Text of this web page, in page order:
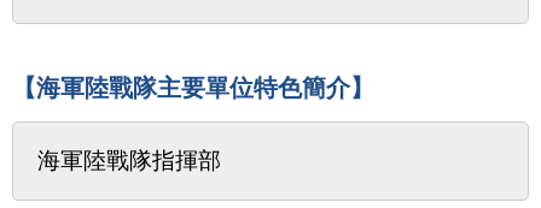
【海軍陸戰隊主要單位特色簡介】
海軍陸戰隊指揮部